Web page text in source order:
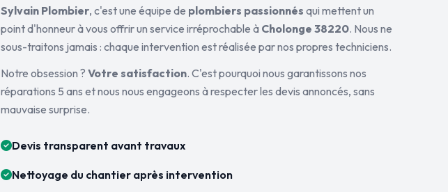
Sylvain Plombier, c'est une équipe de plombiers passionnés qui mettent un
point d'honneur à vous offrir un service irréprochable à Cholonge 38220. Nous ne
sous-traitons jamais : chaque intervention est réalisée par nos propres techniciens.
Notre obsession ? Votre satisfaction. C'est pourquoi nous garantissons nos
réparations 5 ans et nous nous engageons à respecter les devis annoncés, sans
mauvaise surprise.
Devis transparent avant travaux
Nettoyage du chantier après intervention